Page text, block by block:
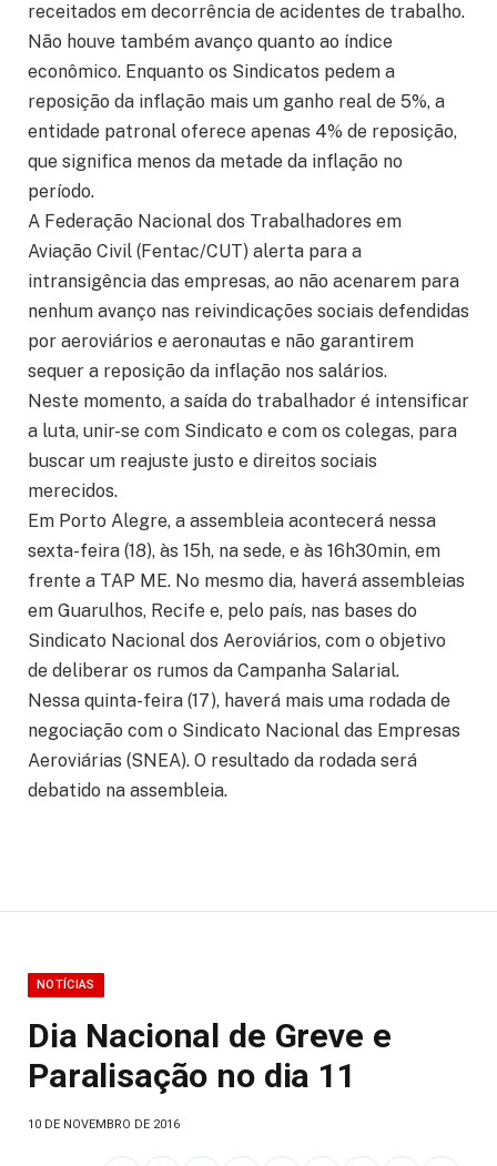
receitados em decorrência de acidentes de trabalho.
Não houve também avanço quanto ao índice
econômico. Enquanto os Sindicatos pedem a
reposição da inflação mais um ganho real de 5%, a
entidade patronal oferece apenas 4% de reposição,
que significa menos da metade da inflação no
período.
A Federação Nacional dos Trabalhadores em
Aviação Civil (Fentac/CUT) alerta para a
intransigência das empresas, ao não acenarem para
nenhum avanço nas reivindicações sociais defendidas
por aeroviários e aeronautas e não garantirem
sequer a reposição da inflação nos salários.
Neste momento, a saída do trabalhador é intensificar
a luta, unir-se com Sindicato e com os colegas, para
buscar um reajuste justo e direitos sociais
merecidos.
Em Porto Alegre, a assembleia acontecerá nessa
sexta-feira (18), às 15h, na sede, e às 16h30min, em
frente a TAP ME. No mesmo dia, haverá assembleias
em Guarulhos, Recife e, pelo país, nas bases do
Sindicato Nacional dos Aeroviários, com o objetivo
de deliberar os rumos da Campanha Salarial.
Nessa quinta-feira (17), haverá mais uma rodada de
negociação com o Sindicato Nacional das Empresas
Aeroviárias (SNEA). O resultado da rodada será
debatido na assembleia.
NOTÍCIAS
Dia Nacional de Greve e
Paralisação no dia 11
10 DE NOVEMBRO DE 2016